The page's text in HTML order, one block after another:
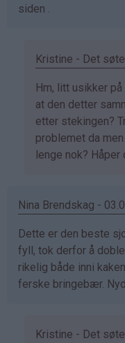
siden .
Kristine - Det
Som
svar
på
av
Svanhild
Hm, litt usikker
at den detter
etter stekingen?
problemet da
lenge nok?
Nina Brendskag -
Dette er den beste
fyll, tok derfor å
rikelig både inni
ferske bringebær.
Kristine - Det